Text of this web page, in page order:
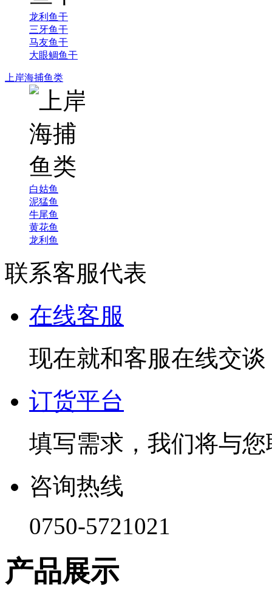
龙利鱼干
三牙鱼干
马友鱼干
大眼鲷鱼干
上岸海捕鱼类
白姑鱼
泥猛鱼
牛尾鱼
黄花鱼
龙利鱼
联系客服代表
在线客服
现在就和客服在线交谈
订货平台
填写需求，我们将与您
咨询热线
0750-5721021
产品展示